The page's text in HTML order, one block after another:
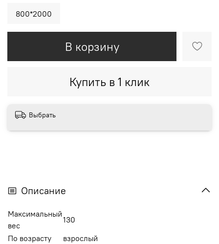
В корзину
Купить в 1 клик
800*2000
Выбрать
Описание
Максимальный
вес
130
По возрасту
взрослый